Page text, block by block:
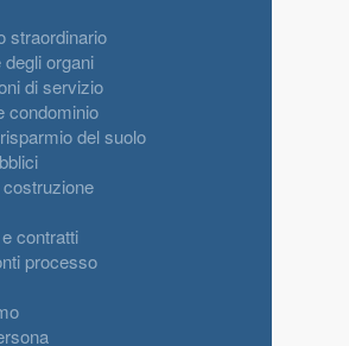
straordinario
organi
di servizio
condominio
del suolo
contratti
processo